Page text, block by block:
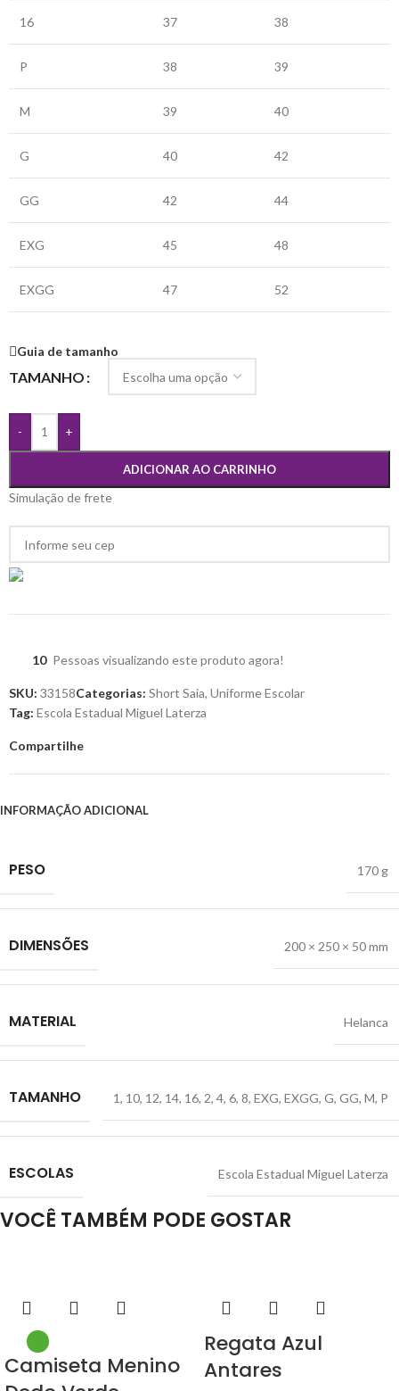
16 37 38
P 38 39
M 39 40
G 40 42
GG 42 44
EXG 45 48
EXGG 47 52
Guia de tamanho
TAMANHO
- +
ADICIONAR AO CARRINHO
Simulação de frete
10 Pessoas visualizando este produto agora!
SKU: 33158Categorias: Short Saia, Uniforme Escolar
Tag: Escola Estadual Miguel Laterza
Compartilhe
INFORMAÇÃO ADICIONAL
PESO 170 g
DIMENSÕES 200 × 250 × 50 mm
MATERIAL Helanca
TAMANHO 1, 10, 12, 14, 16, 2, 4, 6, 8, EXG, EXGG, G, GG, M, P
ESCOLAS Escola Estadual Miguel Laterza
VOCÊ TAMBÉM PODE GOSTAR
Camiseta Menino
Regata Azul
Antares